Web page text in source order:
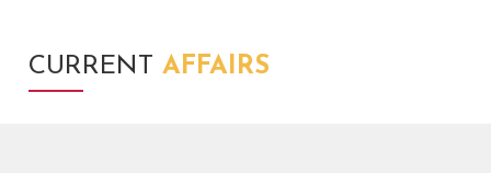
CURRENTAFFAIRS